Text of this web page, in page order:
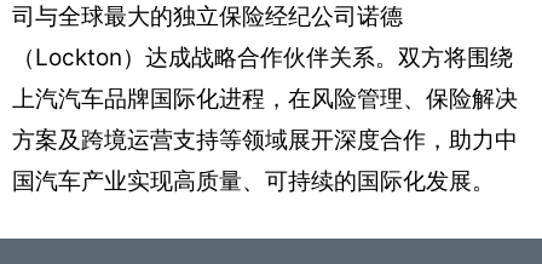
司与全球最大的独立保险经纪公司诺德
（Lockton）达成战略合作伙伴关系。双方将围绕
上汽汽车品牌国际化进程，在风险管理、保险解决
方案及跨境运营支持等领域展开深度合作，助力中
国汽车产业实现高质量、可持续的国际化发展。